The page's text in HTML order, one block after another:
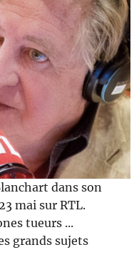
dans son
mai sur RTL.
tueurs ...
grands sujets